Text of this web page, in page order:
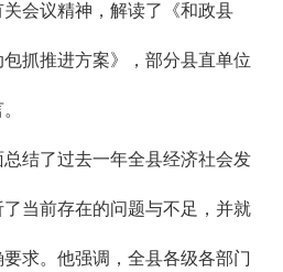
会议精神，解读了《和政县
抓推进方案》，部分县直单位
结了过去一年全县经济社会发
当前存在的问题与不足，并就
求。他强调，全县各级各部门